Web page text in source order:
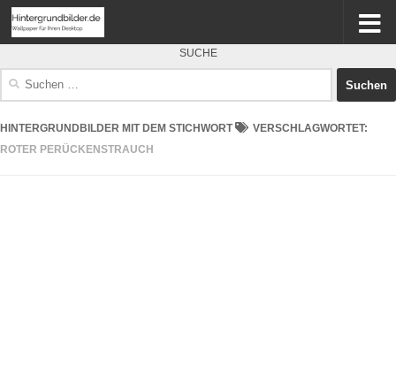
SUCHE
HINTERGRUNDBILDER MIT DEM STICHWORT
VERSCHLAGWORTET:
ROTER PERÜCKENSTRAUCH